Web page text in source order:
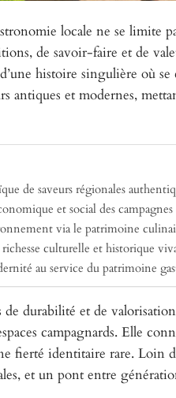
locale ne se limite
de savoir-faire et de
histoire singulière où
antiques et modernes,
de saveurs régionales
et social des campagnes
via le patrimoine
culturelle et historique
au service du patrimoine
durabilité et de
campagnards. Elle
fierté identitaire rare. Loin
et un pont entre